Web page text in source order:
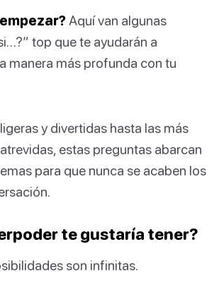
Aquí van algunas
top que te ayudarán a
manera más profunda con tu
y divertidas hasta las más
estas preguntas abarcan
para que nunca se acaben los
te gustaría tener?
son infinitas.